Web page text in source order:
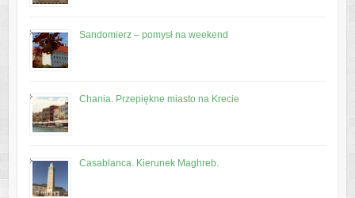
Sandomierz – pomysł na weekend
Chania. Przepiękne miasto na Krecie
Casablanca. Kierunek Maghreb.